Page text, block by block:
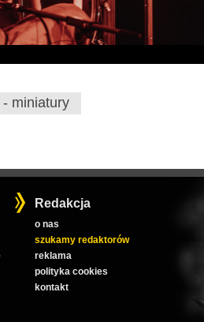
- miniatury
Redakcja
o nas
szukamy redaktorów
reklama
polityka cookies
kontakt